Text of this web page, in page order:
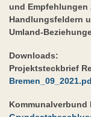
und Empfehlungen
Handlungsfeldern
Umland-
Downloads:
Projektsteckbrief
Kommunalverbund